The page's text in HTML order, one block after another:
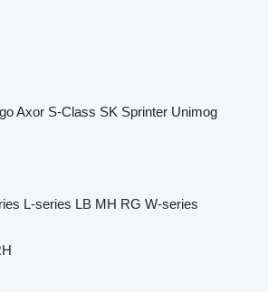
Axor S-Class SK Sprinter Unimog
L-series LB MH RG W-series